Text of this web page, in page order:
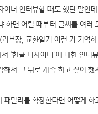
이너 인터뷰할 때도 했던 말인
하면 어릴 때부터 글씨를 여러
브장, 교환일기 이런 거 기억
‘한글 디자이너’에 대한 인터
해서 그 뒤로 계속 하고 싶어 했
패밀리를 확장한다면 어떻게 하